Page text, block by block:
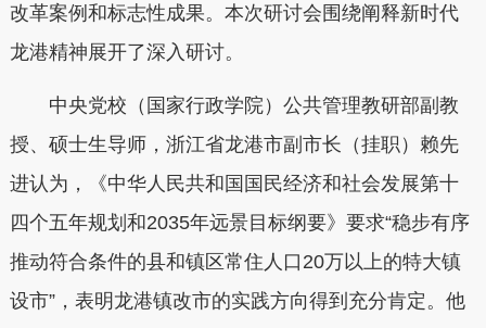
改革案例和标志性成果。本次研讨会围绕阐释新时代
龙港精神展开了深入研讨。
中央党校（国家行政学院）公共管理教研部副教
授、硕士生导师，浙江省龙港市副市长（挂职）赖先
进认为，《中华人民共和国国民经济和社会发展第十
四个五年规划和2035年远景目标纲要》要求“稳步有序
推动符合条件的县和镇区常住人口20万以上的特大镇
设市”，表明龙港镇改市的实践方向得到充分肯定。他